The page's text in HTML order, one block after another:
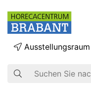
Suche
Ausstellungsraum